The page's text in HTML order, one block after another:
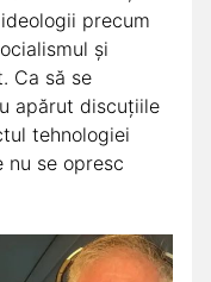
precum
și
Ca să se
apărut discuțiile
tehnologiei
nu se opresc